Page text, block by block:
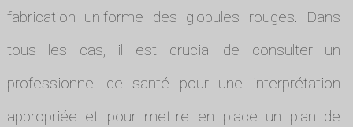
fabrication uniforme des globules rouges. Dans
tous les cas, il est crucial de consulter un
professionnel de santé pour une interprétation
appropriée et pour mettre en place un plan de